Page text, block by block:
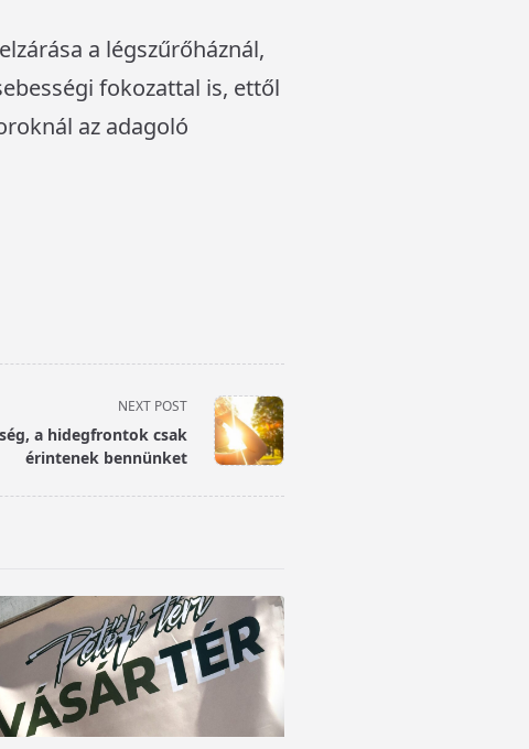
a légszűrőháznál,
fokozattal is, ettől
az adagoló
NEXT POST
a hidegfrontok csak
érintenek bennünket